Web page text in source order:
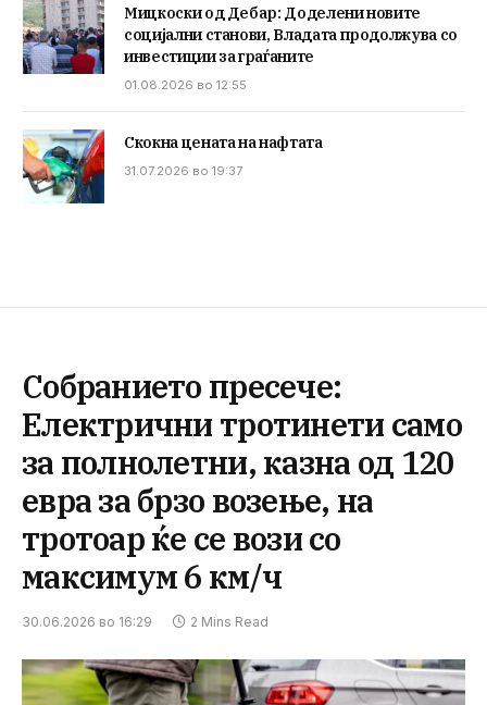
Мицкоски од Дебар: Доделени новите
социјални станови, Владата продолжува со
инвестиции за граѓаните
01.08.2026 во 12:55
Скокна цената на нафтата
31.07.2026 во 19:37
Собранието пресече:
Електрични тротинети само
за полнолетни, казна од 120
евра за брзо возење, на
тротоар ќе се вози со
максимум 6 км/ч
30.06.2026 во 16:29 2 Mins Read